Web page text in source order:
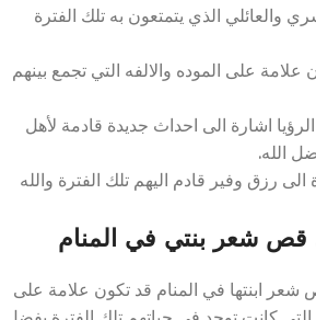
والعائلي الذي يتمتعون به تلك الفترة
علامة على الموده والالفه التي تجمع بينهم
اشارة الى احداث جديدة قادمة لأهل
الله.
رزق وفير قادم اليهم تلك الفترة والله
شعر بنتي في المنام
شعر ابنتها في المنام قد تكون علامة على